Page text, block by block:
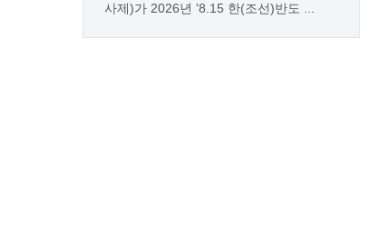
사제)가 2026년 '8.15 한(조선)반도 ...